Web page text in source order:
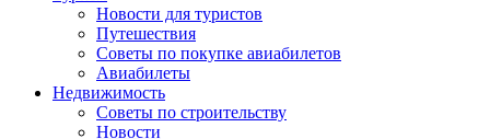
Новости для туристов
Путешествия
Советы по покупке авиабилетов
Авиабилеты
Недвижимость
Советы по строительству
Новости